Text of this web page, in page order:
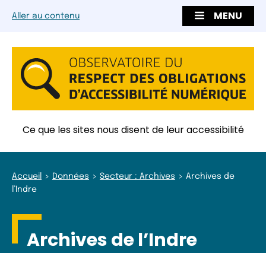
Aller au contenu MENU
Ce que les sites nous disent de leur accessibilité
Accueil Données Secteur : Archives
Archives de
l’Indre
Archives de l’Indre